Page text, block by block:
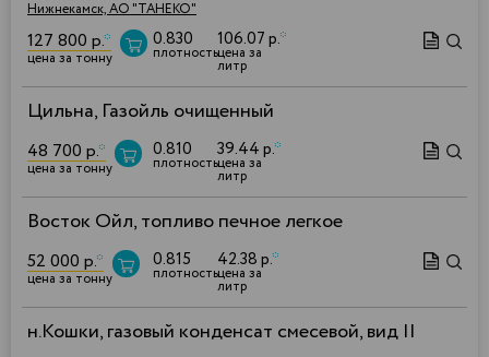
Нижнекамск, АО "ТАНЕКО"
127 800 р.*
цена за тонну
0.830
плотность
106.07 р.*
цена за
литр
Цильна, Газойль очищенный
48 700 р.*
цена за тонну
0.810
плотность
39.44 р.*
цена за
литр
Восток Ойл, топливо печное легкое
52 000 р.*
цена за тонну
0.815
плотность
42.38 р.*
цена за
литр
н.Кошки, газовый конденсат смесевой, вид II